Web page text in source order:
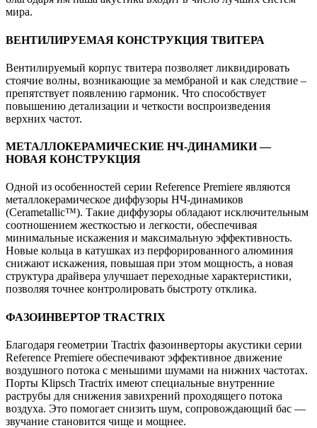
мира.
ВЕНТИЛИРУЕМАЯ КОНСТРУКЦИЯ ТВИТЕРА
Вентилируемый корпус твитера позволяет ликвидировать
стоячие волны, возникающие за мембраной и как следствие –
препятствует появлению гармоник. Что способствует
повышению детализации и четкости воспроизведения
верхних частот.
МЕТАЛЛОКЕРАМИЧЕСКИЕ НЧ-ДИНАМИКИ —
НОВАЯ КОНСТРУКЦИЯ
Одной из особенностей серии Reference Premiere являются
металлокерамическое диффузоры НЧ-динамиков
(Cerametallic™). Такие диффузоры обладают исключительным
соотношением жесткостью и легкости, обеспечивая
минимальные искажения и максимальную эффективность.
Новые кольца в катушках из перфорированного алюминия
снижают искажения, повышая при этом мощность, а новая
структура драйвера улучшает переходные характеристики,
позволяя точнее контролировать быстроту отклика.
ФАЗОИНВЕРТОР TRACTRIX
Благодаря геометрии Tractrix фазоинверторы акустики серии
Reference Premiere обеспечивают эффективное движение
воздушного потока с меньшими шумами на нижних частотах.
Порты Klipsch Tractrix имеют специальные внутренние
раструбы для снижения завихрений проходящего потока
воздуха. Это помогает снизить шум, сопровождающий бас —
звучание становится чище и мощнее.